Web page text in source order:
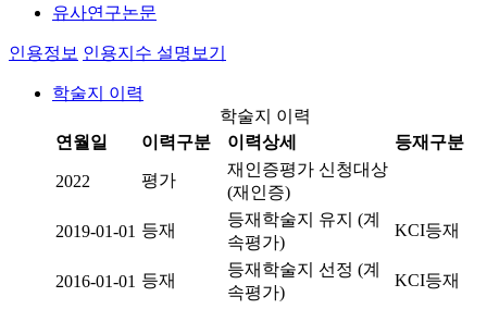
유사연구논문
인용정보 인용지수 설명보기
학술지 이력
학술지 이력
연월일
이력구분 이력상세 등재구분
2022 평가
재인증평가 신청대상
(재인증)
2019-01-01 등재
등재학술지 유지 (계
속평가)
KCI등재
2016-01-01 등재
등재학술지 선정 (계
속평가)
KCI등재